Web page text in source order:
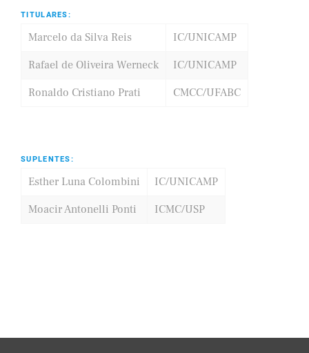
TITULARES:
Marcelo da Silva Reis
IC/UNICAMP
Rafael de Oliveira Werneck
IC/UNICAMP
Ronaldo Cristiano Prati
CMCC/UFABC
SUPLENTES:
Esther Luna Colombini
IC/UNICAMP
Moacir Antonelli Ponti
ICMC/USP